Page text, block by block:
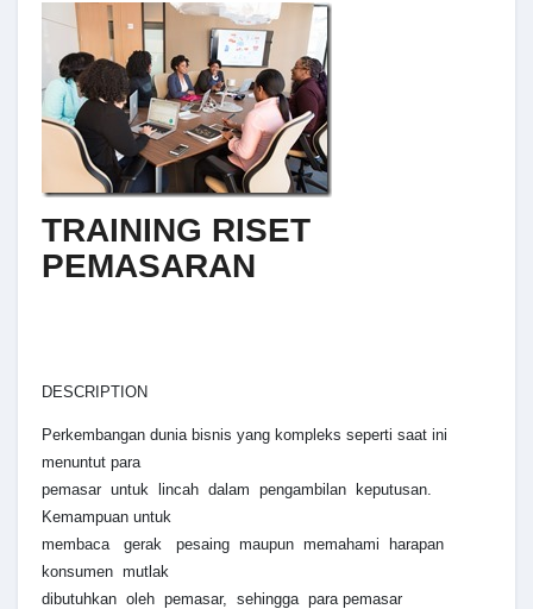
TRAINING RISET
PEMASARAN
DESCRIPTION
Perkembangan dunia bisnis yang kompleks seperti saat ini
menuntut para
pemasar untuk lincah dalam pengambilan keputusan.
Kemampuan untuk
membaca gerak pesaing maupun memahami harapan
konsumen mutlak
dibutuhkan oleh pemasar, sehingga para pemasar